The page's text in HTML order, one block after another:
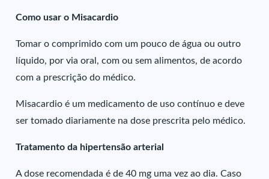
Como usar o Misacardio
Tomar o comprimido com um pouco de água ou outro
líquido, por via oral, com ou sem alimentos, de acordo
com a prescrição do médico.
Misacardio é um medicamento de uso contínuo e deve
ser tomado diariamente na dose prescrita pelo médico.
Tratamento da hipertensão arterial
A dose recomendada é de 40 mg uma vez ao dia. Caso